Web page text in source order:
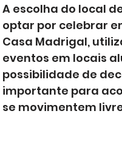
A escolha do local
optar por celebrar
Casa Madrigal,
eventos em locais
possibilidade de
importante para
se movimentem